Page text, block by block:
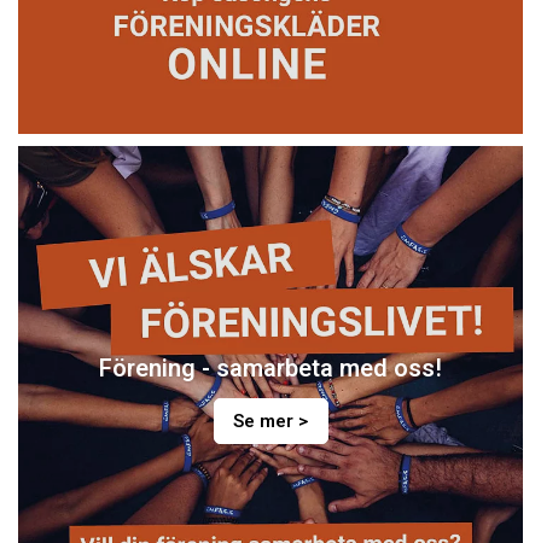
Förening - samarbeta med oss!
Se mer >